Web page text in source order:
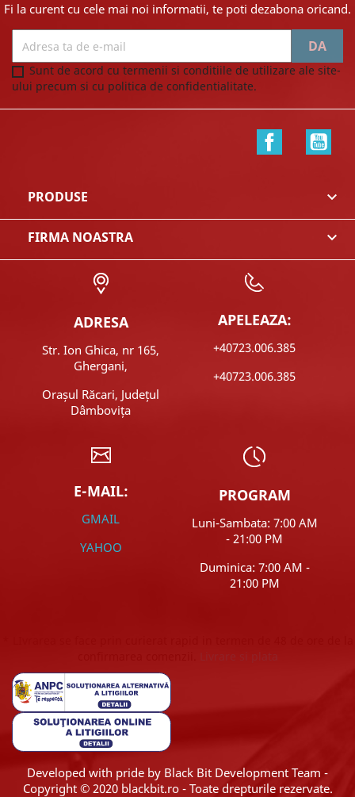
Fi la curent cu cele mai noi informatii, te poti dezabona oricand.
Sunt de acord cu termenii si conditiile de utilizare ale site-
ului precum si cu politica de confidentialitate.
Facebook
PRODUSE 
FIRMA NOASTRA 
ADRESA
Str. Ion Ghica, nr 165,
Ghergani,
Orașul Răcari, Județul
Dâmbovița
APELEAZA:
+40723.006.385
+40723.006.385
E-MAIL:
GMAIL
YAHOO
PROGRAM
Luni-Sambata: 7:00 AM
- 21:00 PM
Duminica: 7:00 AM -
21:00 PM
Developed with pride by Black Bit Development Team -
Copyright © 2020 blackbit.ro - Toate drepturile rezervate.